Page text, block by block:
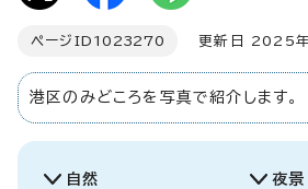
ページID 1023270 更新日 2025年
港区のみどころを写真で紹介します。
自然 夜景